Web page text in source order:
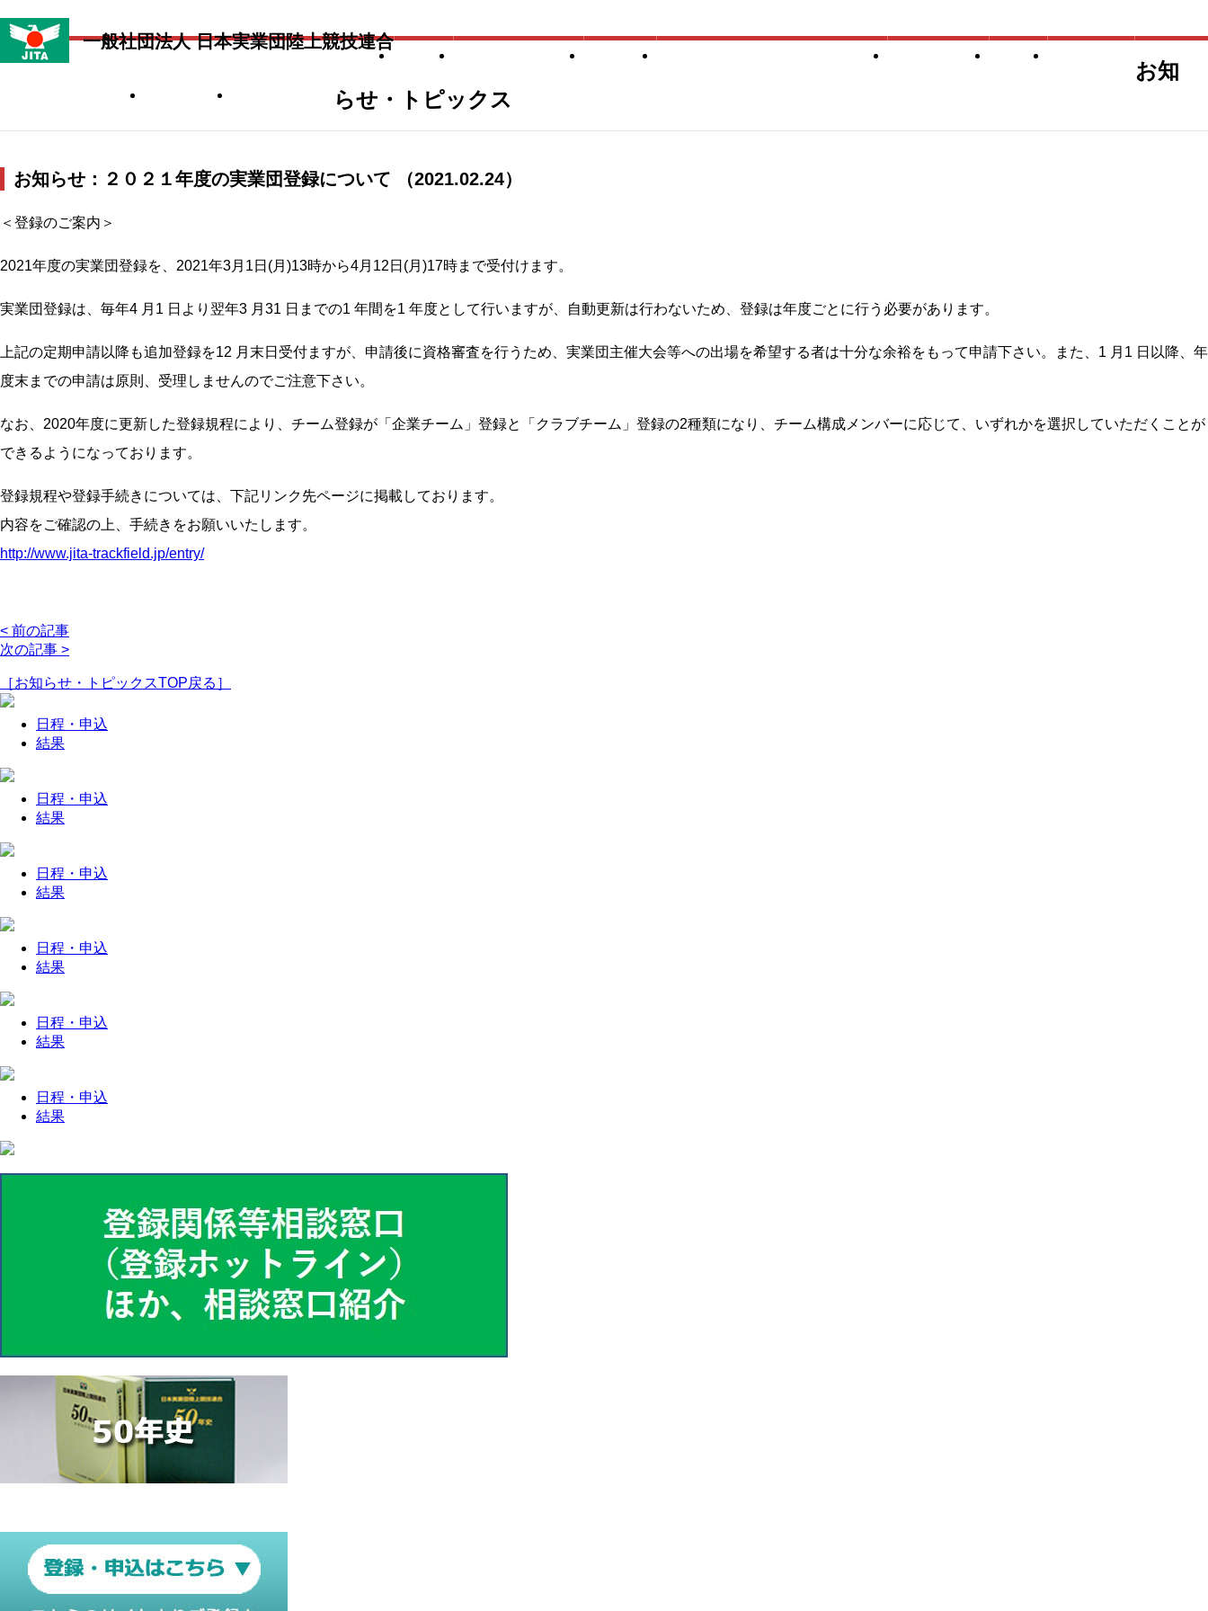
一般社団法人 日本実業団陸上競技連合
お知
らせ・トピックス
お知らせ：２０２１年度の実業団登録について （2021.02.24）
＜登録のご案内＞
2021年度の実業団登録を、2021年3月1日(月)13時から4月12日(月)17時まで受付けます。
実業団登録は、毎年4 月1 日より翌年3 月31 日までの1 年間を1 年度として行いますが、自動更新は行わないため、登録は年度ごとに行う必要があります。
上記の定期申請以降も追加登録を12 月末日受付ますが、申請後に資格審査を行うため、実業団主催大会等への出場を希望する者は十分な余裕をもって申請下さい。また、1 月1 日以降、年
度末までの申請は原則、受理しませんのでご注意下さい。
なお、2020年度に更新した登録規程により、チーム登録が「企業チーム」登録と「クラブチーム」登録の2種類になり、チーム構成メンバーに応じて、いずれかを選択していただくことが
できるようになっております。
登録規程や登録手続きについては、下記リンク先ページに掲載しております。
内容をご確認の上、手続きをお願いいたします。
http://www.jita-trackfield.jp/entry/
< 前の記事
次の記事 >
［お知らせ・トピックスTOP戻る］
日程・ 申込
結果
日程・ 申込
結果
日程・ 申込
結果
日程・ 申込
結果
日程・ 申込
結果
日程・ 申込
結果